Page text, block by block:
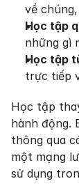
về
Học tập
những gì
Học tập
trực tiếp
Học tập
hành động.
thông qua
một mạng
sử dụng